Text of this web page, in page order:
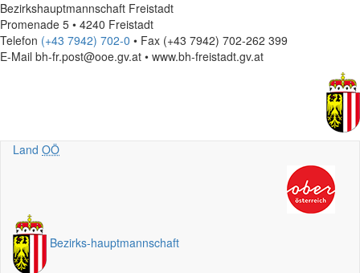
Bezirkshauptmannschaft Freistadt
Promenade 5 • 4240 Freistadt
Telefon (+43 7942) 702-0 • Fax (+43 7942) 702-262 399
E-Mail bh-fr.post@ooe.gv.at • www.bh-freistadt.gv.at
Land OÖ
Bezirks-hauptmannschaft